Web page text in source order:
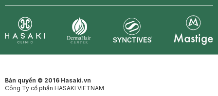
Bản quyền © 2016 Hasaki.vn
Công Ty cổ phần HASAKI VIETNAM